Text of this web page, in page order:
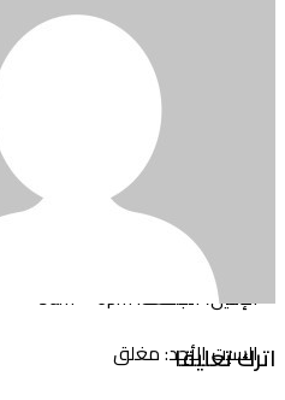
برج الحمام، مدينة الكويت، الكويت
الإثنين، الجمعة: 9am – 6pm
السبت الأحد: مغلق
اترك تعليقا